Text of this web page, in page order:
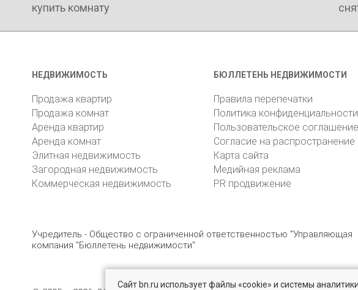
купить комнату
НЕДВИЖИМОСТЬ
Продажа квартир
Продажа комнат
Аренда квартир
Аренда комнат
Элитная недвижимость
Загородная недвижимость
Коммерческая недвижимость
БЮЛЛЕТЕНЬ НЕДВИЖИМОСТИ
Правила перепечатки
Политика конфиденциальности
Пользовательское соглашение
Согласие на
Карта сайта
Медийная реклама
PR продвижение
Учредитель - Общество с ограниченной ответственностью "Управляющая
компания "Бюллетень недвижимости"
Сайт bn.ru использует файлы «cookie» и системы